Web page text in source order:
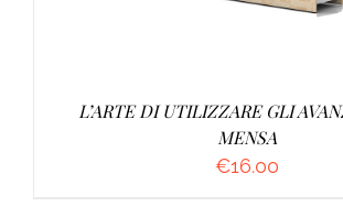
L’ARTE DI UTILIZZARE GLI
MENSA
€16.00